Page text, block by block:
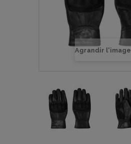
Agrandir l'image